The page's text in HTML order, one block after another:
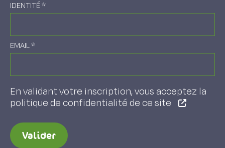
IDENTITÉ*
EMAIL*
En validant votre inscription, vous acceptez la
politique de confidentialité de ce site
Valider